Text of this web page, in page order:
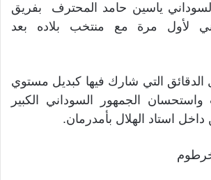
ياسين حامد المحترف بفريق
لأول مرة مع منتخب بلاده بعد
الدقائق التي شارك فيها كبديل مستوي
الجمهور السوداني الكبير
داخل استاد الهلال بأمدرمان.